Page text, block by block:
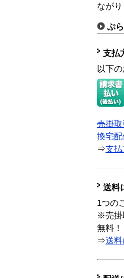
ながり
ぷ
支払
以下
売掛
換宅配
⇒支
送料
1つの
※売掛
無料！
⇒送